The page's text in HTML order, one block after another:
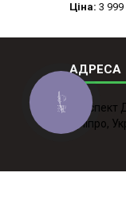
Ціна: 3 999
Дніпро,
КНОПКА
ЗВ'ЯЗКУ